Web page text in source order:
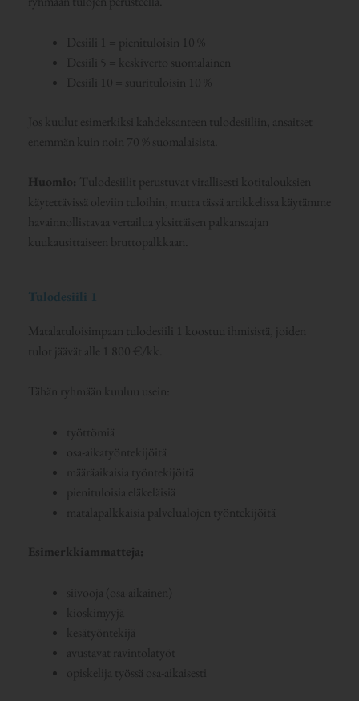
Desiili 1 = pienituloisin 10 %
Desiili 5 = keskiverto suomalainen
Desiili 10 = suurituloisin 10 %
Jos kuulut esimerkiksi kahdeksanteen tulodesiiliin, ansaitset
enemmän kuin noin 70 % suomalaisista.
Huomio: Tulodesiilit perustuvat virallisesti kotitalouksien
käytettävissä oleviin tuloihin, mutta tässä artikkelissa käytämme
havainnollistavaa vertailua yksittäisen palkansaajan
kuukausittaiseen bruttopalkkaan.
Tulodesiili 1
Matalatuloisimpaan tulodesiili 1 koostuu ihmisistä, joiden
tulot jäävät alle 1 800 €/kk.
Tähän ryhmään kuuluu usein:
työttömiä
osa-aikatyöntekijöitä
määräaikaisia työntekijöitä
pienituloisia eläkeläisiä
matalapalkkaisia palvelualojen työntekijöitä
Esimerkkiammatteja:
siivooja (osa-aikainen)
kioskimyyjä
kesätyöntekijä
avustavat ravintolatyöt
opiskelija työssä osa-aikaisesti